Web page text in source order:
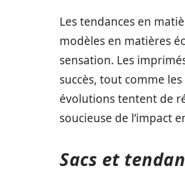
Les tendances en
modèles en matières
sensation. Les
succès, tout comme
évolutions tentent de
soucieuse de l’impact
Sacs et